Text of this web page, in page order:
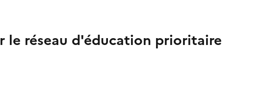
le réseau d'éducation prioritaire